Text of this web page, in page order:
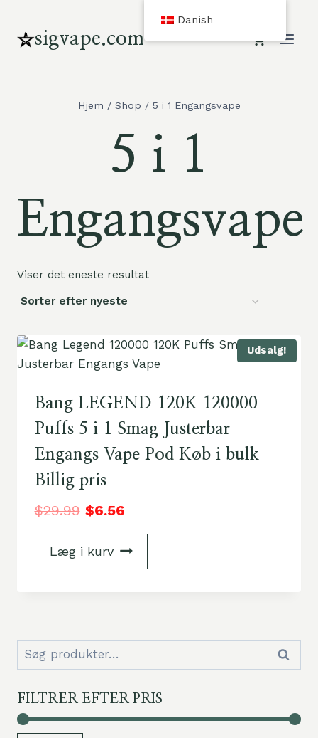
indholdsigvape.com
Hjem / Shop / 5 i 1 Engangsvape
5 i 1
Engangsvape
Viser det eneste resultat
Udsalg!
Bang LEGEND 120K 120000
Puffs 5 i 1 Smag Justerbar
Engangs Vape Pod Køb i bulk
Billig pris
$29.99 $6.56
Læg i kurv
Søg
efter:
Søg
FILTRER EFTER PRIS
Danish